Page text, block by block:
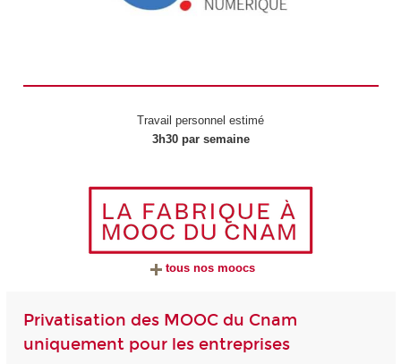
Travail personnel estimé
3h30 par semaine
tous nos moocs
Privatisation des MOOC du Cnam
uniquement pour les entreprises